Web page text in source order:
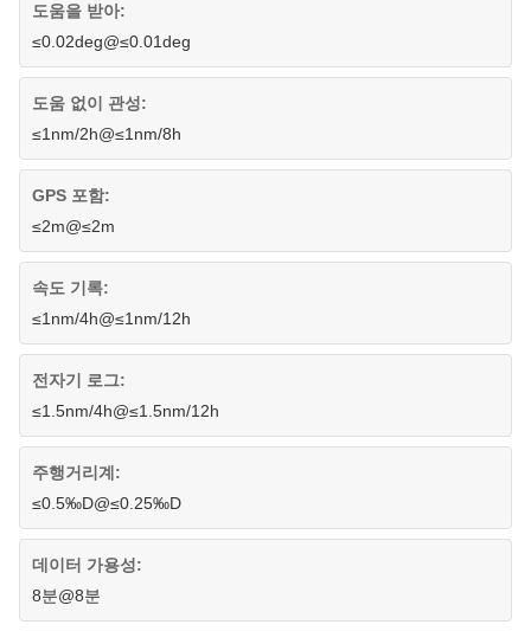
도움을 받아:
≤0.02deg@≤0.01deg
도움 없이 관성:
≤1nm/2h@≤1nm/8h
GPS 포함:
≤2m@≤2m
속도 기록:
≤1nm/4h@≤1nm/12h
전자기 로그:
≤1.5nm/4h@≤1.5nm/12h
주행거리계:
≤0.5‰D@≤0.25‰D
데이터 가용성:
8분@8분